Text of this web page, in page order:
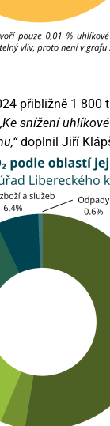
přibližně 1 800
snížení
doplnil Jiří